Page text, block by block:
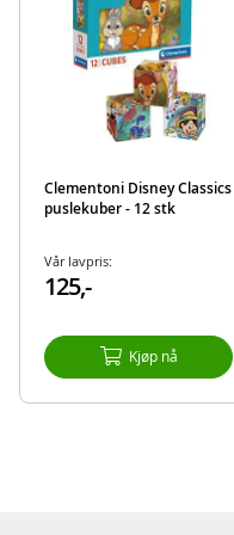
Clementoni Disney Classics
puslekuber - 12 stk
Vår lavpris:
125,-
Kjøp nå